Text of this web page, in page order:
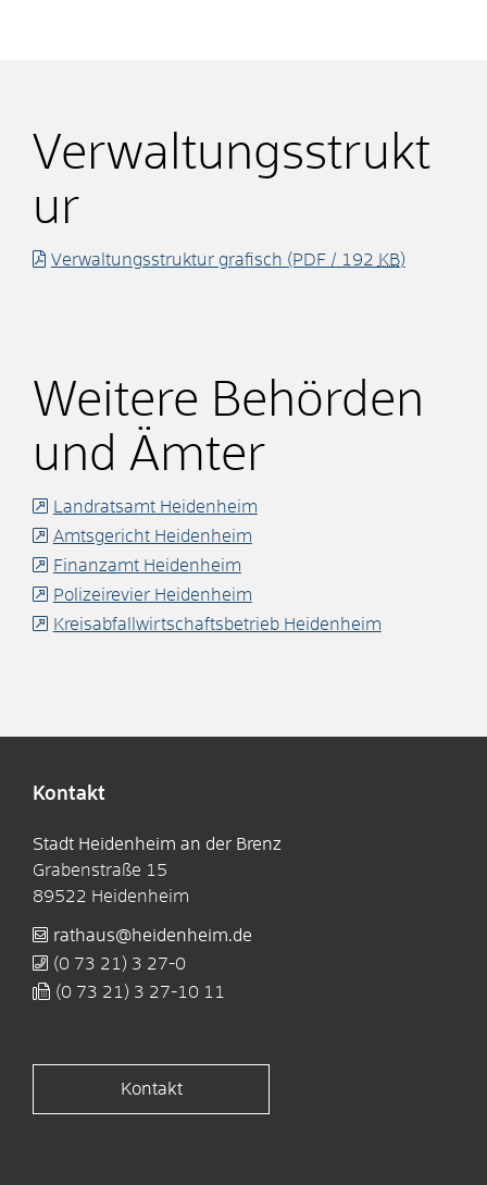
Verwaltungsstrukt
ur
Verwaltungsstruktur grafisch (PDF / 192 KB)
Weitere Behörden
und Ämter
Landratsamt Heidenheim
Amtsgericht Heidenheim
Finanzamt Heidenheim
Polizeirevier Heidenheim
Kreisabfallwirtschaftsbetrieb Heidenheim
Kontakt
Stadt Heidenheim an der Brenz
Grabenstraße 15
89522 Heidenheim
rathaus@heidenheim.de
(0 73 21) 3 27-0
(0 73 21) 3 27-10 11
Kontakt